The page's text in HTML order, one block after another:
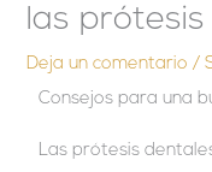
las
Deja un comentario /
Consejos para una
Las prótesis